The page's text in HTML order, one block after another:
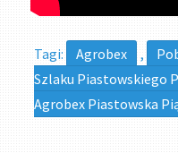
Tagi: Agrobex ,
Szlaku Piastowskiego
Agrobex Piastowska